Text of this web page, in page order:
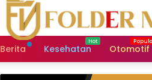
Berita
Kesehatan Otomotif